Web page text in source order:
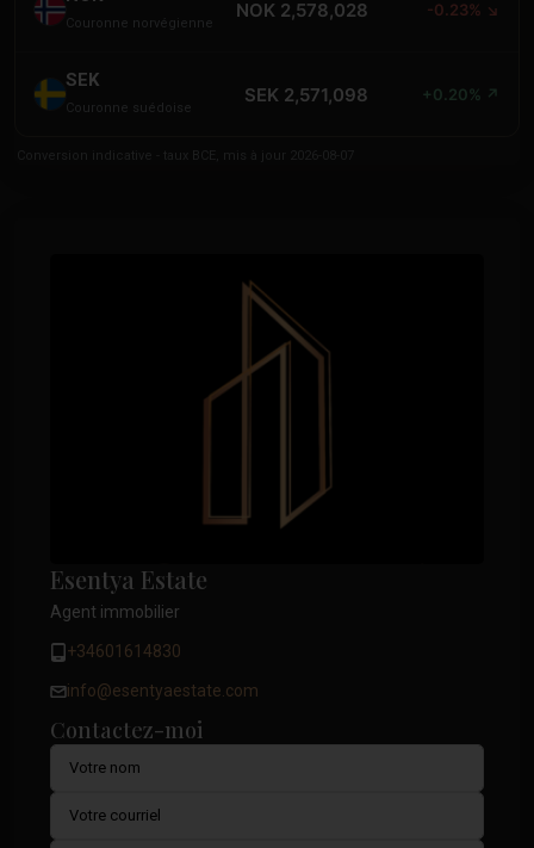
Couronne norvégienne
NOK 2,578,028 -0.23% ↘
SEK
Couronne suédoise
SEK 2,571,098 +0.20% ↗
Esentya Estate
Agent immobilier
+34601614830
info@esentyaestate.com
Contactez-moi